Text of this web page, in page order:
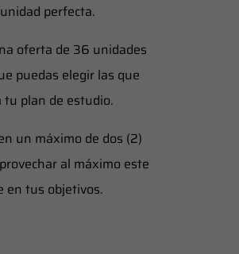
perfecta.
oferta de 36 unidades
puedas elegir las que
tu plan de estudio.
un máximo de dos (2)
al máximo este
en tus objetivos.